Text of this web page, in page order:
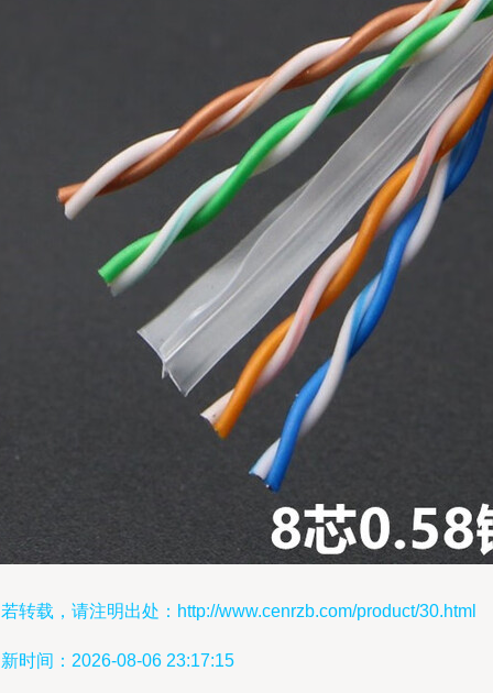
转载，请注明出处：http://www.cenrzb.com/product/30.html
时间：2026-08-06 23:17:15